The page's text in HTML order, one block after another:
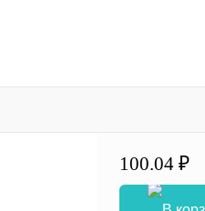
100.04 ₽